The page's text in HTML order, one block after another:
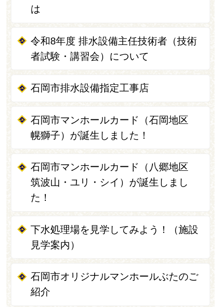
は
令和8年度 排水設備主任技術者（技術
者試験・講習会）について
石岡市排水設備指定工事店
石岡市マンホールカード（石岡地区
幌獅子）が誕生しました！
石岡市マンホールカード（八郷地区
筑波山・ユリ・シイ）が誕生しまし
た！
下水処理場を見学してみよう！（施設
見学案内）
石岡市オリジナルマンホールぶたのご
紹介